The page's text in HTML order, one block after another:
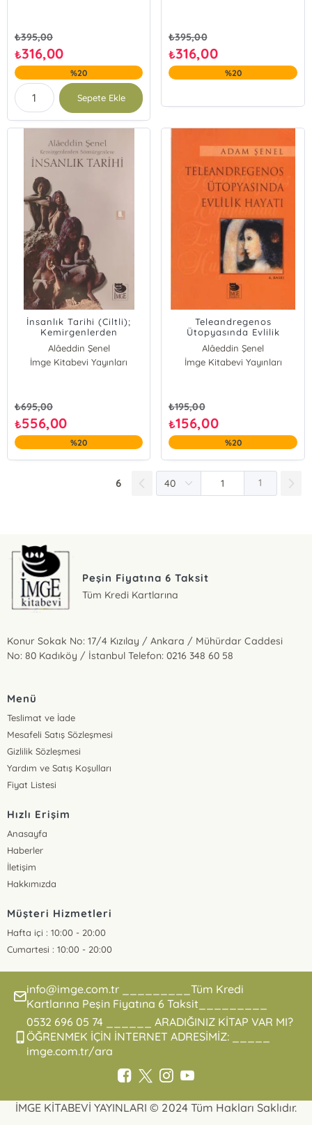
₺395,00
₺316,00
%20
Sepete Ekle
₺395,00
₺316,00
%20
İnsanlık Tarihi (Ciltli);
Kemirgenlerden
Sömürgenlere
Alâeddin Şenel
İmge Kitabevi Yayınları
₺695,00
₺556,00
%20
Teleandregenos
Ütopyasında Evlilik
Hayatı
Alâeddin Şenel
İmge Kitabevi Yayınları
₺195,00
₺156,00
%20
6 1
Peşin Fiyatına 6 Taksit
Tüm Kredi Kartlarına
Konur Sokak No: 17/4 Kızılay / Ankara / Mühürdar Caddesi
No: 80 Kadıköy / İstanbul Telefon: 0216 348 60 58
Menü
Teslimat ve İade
Mesafeli Satış Sözleşmesi
Gizlilik Sözleşmesi
Yardım ve Satış Koşulları
Fiyat Listesi
Hızlı Erişim
Anasayfa
Haberler
İletişim
Hakkımızda
Müşteri Hizmetleri
Hafta içi : 10:00 - 20:00
Cumartesi : 10:00 - 20:00
info@imge.com.tr _________Tüm Kredi
Kartlarına Peşin Fiyatına 6 Taksit_________
0532 696 05 74 ______ ARADIĞINIZ KİTAP VAR MI?
ÖĞRENMEK İÇİN İNTERNET ADRESİMİZ: _____
imge.com.tr/ara
İMGE KİTABEVİ YAYINLARI © 2024 Tüm Hakları Saklıdır.